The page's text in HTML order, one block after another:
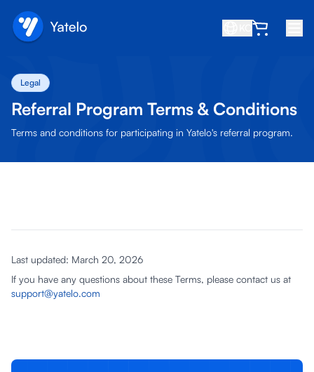
블로그
자주 묻는 질문
지원
Legal
Referral Program Terms & Conditions
Terms and conditions for participating in Yatelo's referral program.
Last updated: March 20, 2026
If you have any questions about these Terms, please contact us at
support@yatelo.com